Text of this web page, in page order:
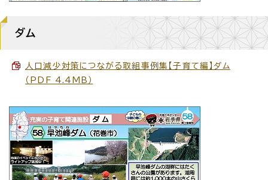
ダム
人口減少対策につながる取組事例集【子育て編】ダム
（PDF 4.4MB）